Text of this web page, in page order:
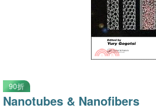
90折
Nanotubes & Nanofibers